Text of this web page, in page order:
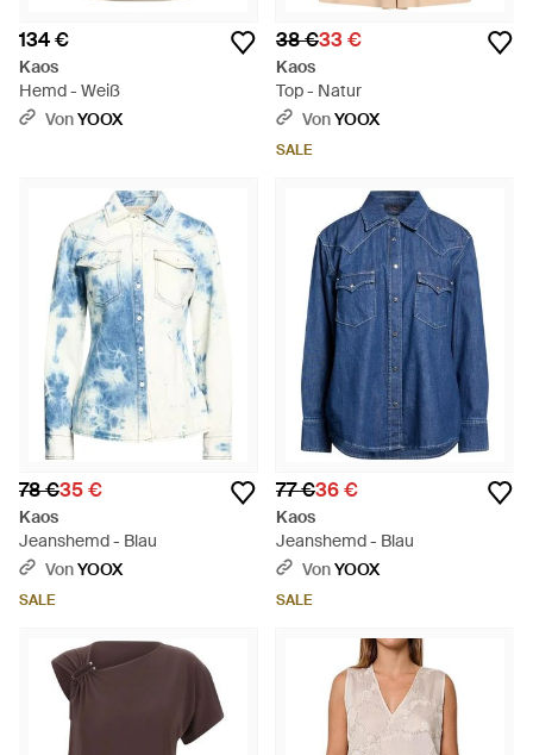
134 €
Kaos
Hemd - Weiß
VonYOOX
38 €33 €
Kaos
Top - Natur
VonYOOX
SALE
78 €35 €
Kaos
Jeanshemd - Blau
VonYOOX
SALE
77 €36 €
Kaos
Jeanshemd - Blau
VonYOOX
SALE